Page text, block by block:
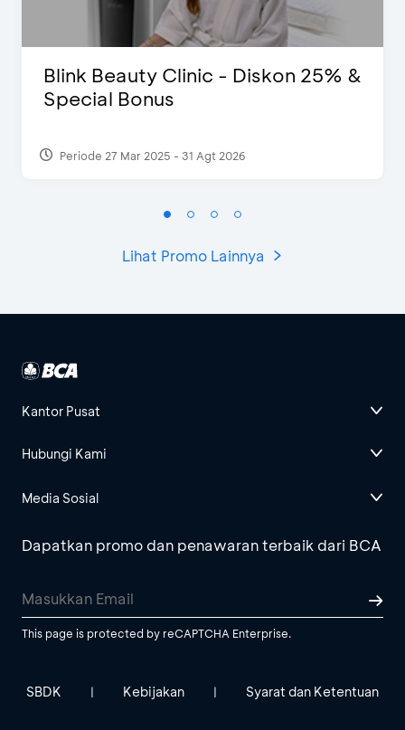
Blink Beauty Clinic - Diskon 25% &
Special Bonus
Periode 27 Mar 2025 - 31 Agt 2026
Lihat Promo Lainnya
Kantor Pusat
Hubungi Kami
Media Sosial
Dapatkan promo dan penawaran terbaik dari BCA
This page is protected by reCAPTCHA Enterprise.
SBDK | Kebijakan | Syarat dan Ketentuan